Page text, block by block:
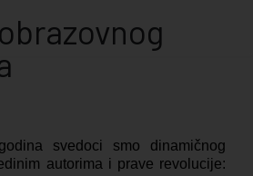
svedoci smo dinamičnog
autorima i prave revolucije: